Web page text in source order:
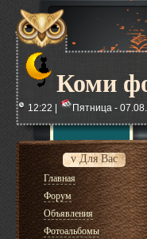
Коми
12:22 | Пятница -
v Для Вас
Главная
Форум
Объявления
Фотоальбомы